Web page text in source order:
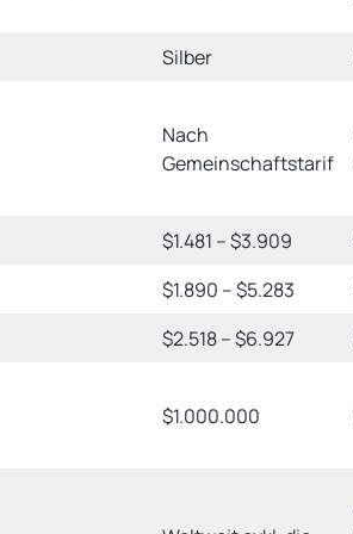
Silber
Nach
Gemeinschaftstarif
$1.481 – $3.909
$1.890 – $5.283
$2.518 – $6.927
$1.000.000